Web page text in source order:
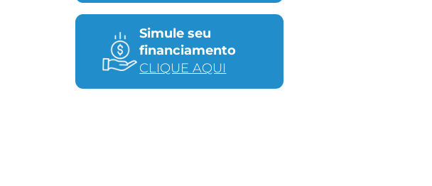
Simule seu
financiamento
CLIQUE AQUI